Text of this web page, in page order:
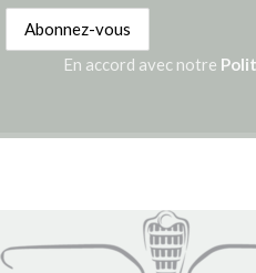
En accord avec notre